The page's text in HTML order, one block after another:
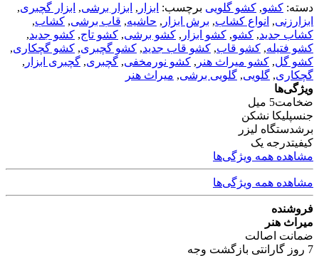
دسته: کشو, کشو گلویی برچسب: ابزار , ابزار برشی, ابزار گچبری,
ابزارزنی, انواع کشاب, برش ابزار , حاشیه, قاب برشی, کشاب,
کشاب جدید, کشو, کشو ابزار , کشو برشی, کشو تاج, کشو جدید,
کشو فتیله, کشو قاب, کشو قاب جدید, کشو گچبری, کشو گچکاری,
کشو گل, کشو میراث هنر , کشو نورمخفی, گچبری, گچبری ابزار ,
گچکاری, گلویی, گلویی برشی, میراث هنر
ویژگی‌ها
ضخامت5 میل
جنسپلیکا نشکن
برشدستگاه لیزر
کیفیتدرجه یک
مشاهده همه ویژگی‌ها
مشاهده همه ویژگی‌ها
فروشنده
میراث هنر
ضمانت اصالت
7 روز گارانتی بازگشت وجه